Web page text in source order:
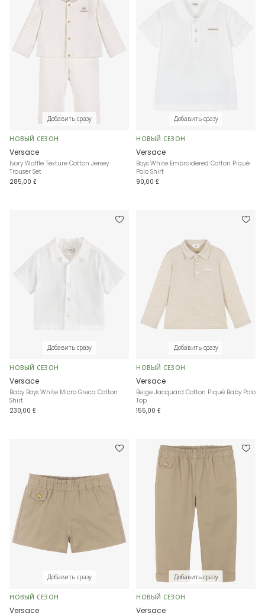
Добавить сразу
НОВЫЙ СЕЗОН
Versace
Ivory Waffle Texture Cotton Jersey
Trouser Set
285,00 £
Добавить сразу
НОВЫЙ СЕЗОН
Versace
Boys White Embroidered Cotton Piqué
Polo Shirt
90,00 £
Добавить сразу
НОВЫЙ СЕЗОН
Versace
Baby Boys White Micro Greca Cotton
Shirt
230,00 £
Добавить сразу
НОВЫЙ СЕЗОН
Versace
Beige Jacquard Cotton Piqué Baby Polo
Top
155,00 £
Добавить сразу
НОВЫЙ СЕЗОН
Versace
Добавить сразу
НОВЫЙ СЕЗОН
Versace